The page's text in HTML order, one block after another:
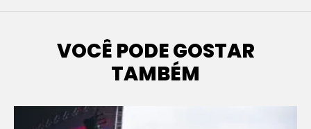
VOCÊ PODE GOSTAR
TAMBÉM